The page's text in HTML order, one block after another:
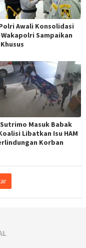
Awali Konsolidasi
Wakapolri Sampaikan
Masuk Babak
Libatkan Isu HAM
Korban